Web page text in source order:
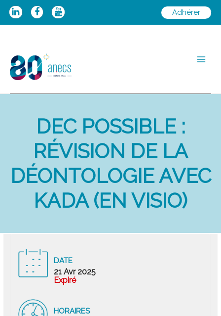
Aller
Adhérer
DEC POSSIBLE :
RÉVISION DE LA
DÉONTOLOGIE AVEC
KADA (EN VISIO)
DATE
21 Avr 2025
Expiré
HORAIRES